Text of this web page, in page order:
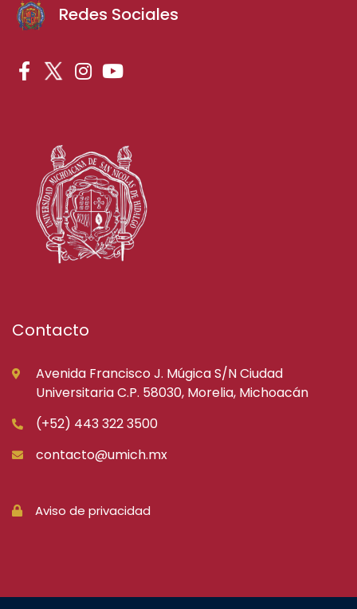
Redes Sociales
Contacto
Avenida Francisco J. Múgica S/N Ciudad
Universitaria C.P. 58030, Morelia, Michoacán
(+52) 443 322 3500
contacto@umich.mx
Aviso de privacidad